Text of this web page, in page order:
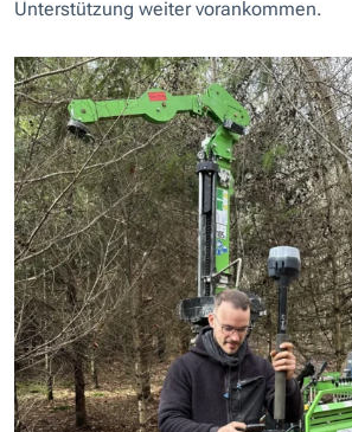
Unterstützung weiter vorankommen.